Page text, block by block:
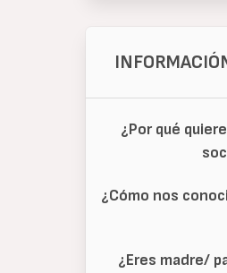
¿Por qué
¿Cómo nos
¿Eres madre/